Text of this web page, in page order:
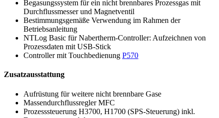
Begasungssystem für ein nicht brennbares Prozessgas mit
Durchflussmesser und Magnetventil
Bestimmungsgemäße Verwendung im Rahmen der
Betriebsanleitung
NTLog Basic für Nabertherm-Controller: Aufzeichnen von
Prozessdaten mit USB-Stick
Controller mit Touchbedienung P570
Zusatzausstattung
Aufrüstung für weitere nicht brennbare Gase
Massendurchflussregler MFC
Prozesssteuerung H3700, H1700 (SPS-Steuerung) inkl.